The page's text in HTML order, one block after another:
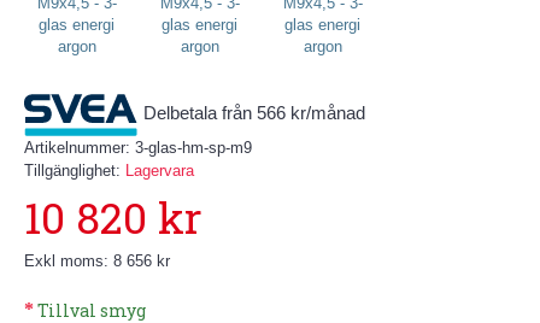
Delbetala från 566 kr/månad
Artikelnummer: 3-glas-hm-sp-m9
Tillgänglighet: Lagervara
10 820 kr
Exkl moms: 8 656 kr
Tillval smyg